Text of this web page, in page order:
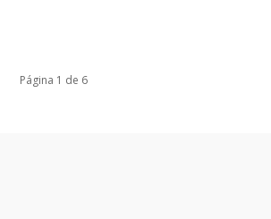
Página 1 de 6